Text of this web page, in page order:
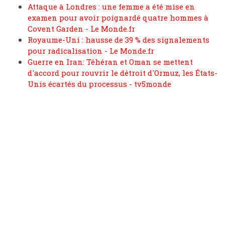
Attaque à Londres : une femme a été mise en
examen pour avoir poignardé quatre hommes à
Covent Garden - Le Monde.fr
Royaume-Uni : hausse de 39 % des signalements
pour radicalisation - Le Monde.fr
Guerre en Iran: Téhéran et Oman se mettent
d'accord pour rouvrir le détroit d'Ormuz, les États-
Unis écartés du processus - tv5monde